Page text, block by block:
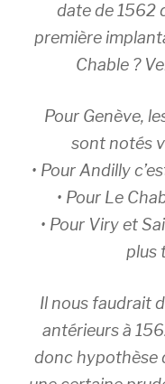
date de 1562
première
Chable ?
Pour Genève,
sont notés
• Pour Andilly
• Pour Le
• Pour Viry et
plus
Il nous faudrait
antérieurs à
donc hypothèse